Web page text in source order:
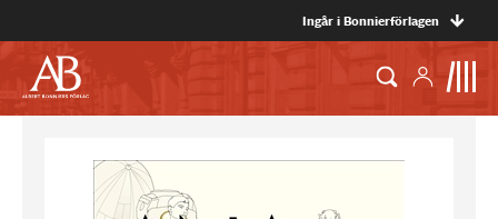
Ingår i Bonnierförlagen